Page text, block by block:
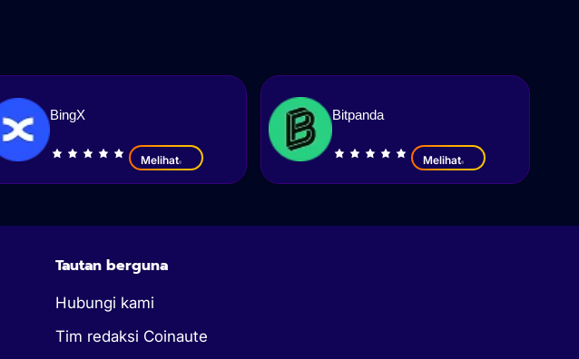
BingX
Melihat
Bitpanda
Melihat
Tautan berguna
Hubungi kami
Tim redaksi Coinaute